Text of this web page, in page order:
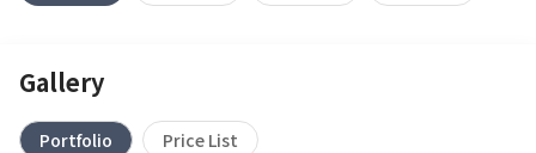
Gallery
Portfolio Price List